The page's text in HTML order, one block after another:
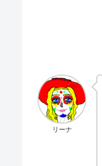
リーナ